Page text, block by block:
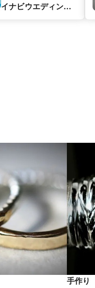
イナビウエディング
手作り